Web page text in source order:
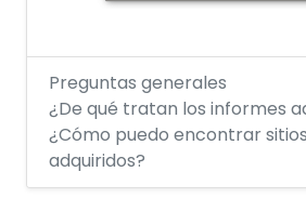
Preguntas generales
¿De qué tratan los informes
¿Cómo puedo encontrar
adquiridos?